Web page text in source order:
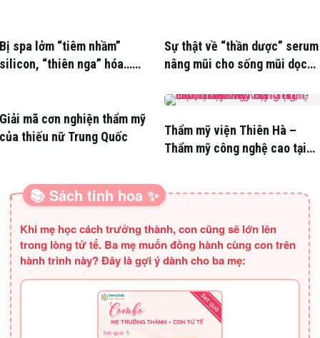
Bị spa lởm “tiêm nhầm”
silicon, “thiên nga” hóa…
Sự thật về “thần dược” serum
nâng mũi cho sống mũi dọc
Giải mã cơn nghiện thẩm mỹ
của thiếu nữ Trung Quốc
Thẩm mỹ viện Thiên Hà –
Thẩm mỹ công nghệ cao tại
SÁCH HAY CHO BA MẸ
📚 Sách tinh hoa ✨
Khi mẹ học cách trưởng thành, con cũng sẽ lớn lên
trong lòng tử tế. Ba mẹ muốn đồng hành cùng con trên
hành trình này? Đây là gợi ý dành cho ba mẹ: